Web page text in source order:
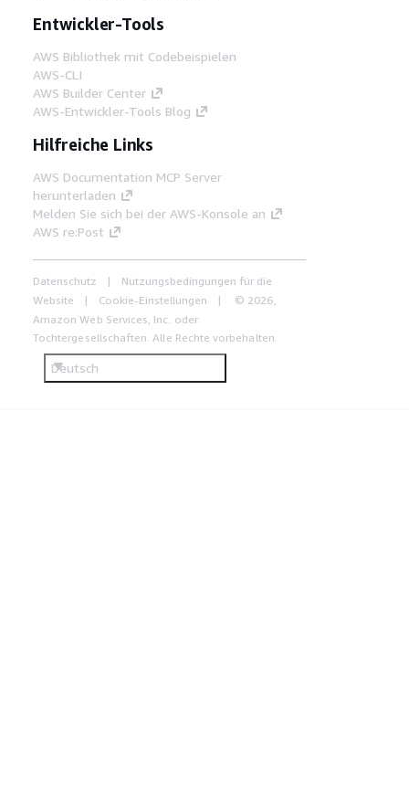
Entwickler-Tools
AWS Bibliothek mit Codebeispielen
AWS-CLI
AWS Builder Center
AWS-Entwickler-Tools Blog
Hilfreiche Links
AWS Documentation MCP Server
herunterladen
Melden Sie sich bei der AWS-Konsole an
AWS re:Post
Datenschutz
Nutzungsbedingungen für die
Website
Cookie-Einstellungen
© 2026,
Amazon Web Services, Inc. oder
Tochtergesellschaften. Alle Rechte vorbehalten.
Deutsch